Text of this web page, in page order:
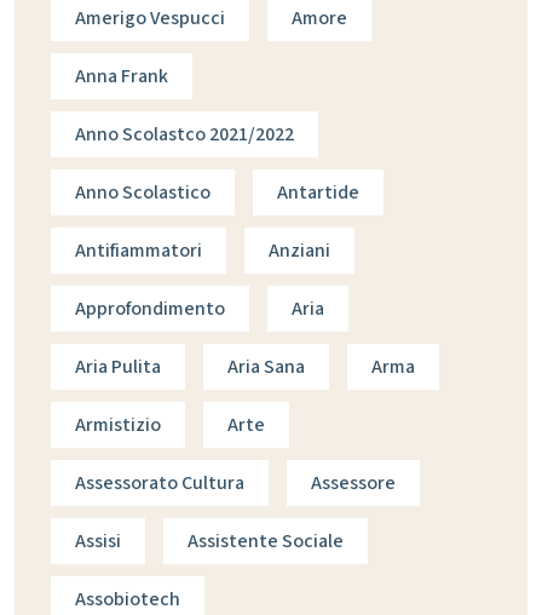
Amerigo Vespucci Amore
Anna Frank
Anno Scolastco 2021/2022
Anno Scolastico Antartide
Antifiammatori Anziani
Approfondimento Aria
Aria Pulita Aria Sana Arma
Armistizio Arte
Assessorato Cultura Assessore
Assisi Assistente Sociale
Assobiotech